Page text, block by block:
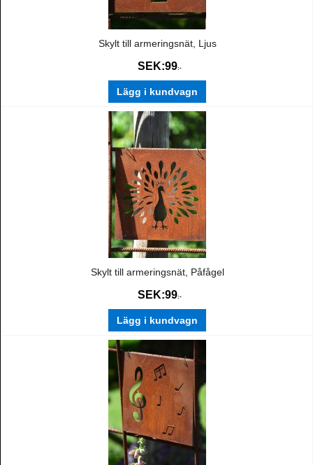
Skylt till armeringsnät, Ljus
SEK:99:-
Lägg i kundvagn
Skylt till armeringsnät, Påfågel
SEK:99:-
Lägg i kundvagn